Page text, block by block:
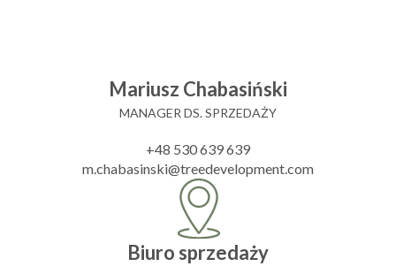
Mariusz Chabasiński
MANAGER DS. SPRZEDAŻY
+48 530 639 639
m.chabasinski@treedevelopment.com
Biuro sprzedaży